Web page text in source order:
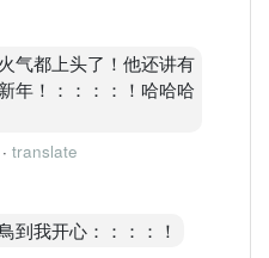
气都上头了！他还讲有
年！：：：：！哈哈哈
· translate
到我开心：：：：！